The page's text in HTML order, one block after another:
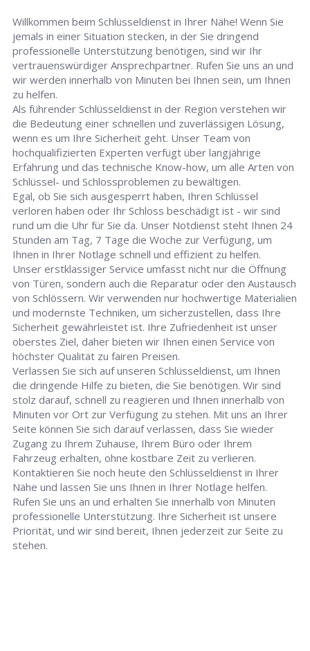
Willkommen beim Schlüsseldienst in Ihrer Nähe! Wenn Sie
jemals in einer Situation stecken, in der Sie dringend
professionelle Unterstützung benötigen, sind wir Ihr
vertrauenswürdiger Ansprechpartner. Rufen Sie uns an und
wir werden innerhalb von Minuten bei Ihnen sein, um Ihnen
zu helfen.
Als führender Schlüsseldienst in der Region verstehen wir
die Bedeutung einer schnellen und zuverlässigen Lösung,
wenn es um Ihre Sicherheit geht. Unser Team von
hochqualifizierten Experten verfügt über langjährige
Erfahrung und das technische Know-how, um alle Arten von
Schlüssel- und Schlossproblemen zu bewältigen.
Egal, ob Sie sich ausgesperrt haben, Ihren Schlüssel
verloren haben oder Ihr Schloss beschädigt ist - wir sind
rund um die Uhr für Sie da. Unser Notdienst steht Ihnen 24
Stunden am Tag, 7 Tage die Woche zur Verfügung, um
Ihnen in Ihrer Notlage schnell und effizient zu helfen.
Unser erstklassiger Service umfasst nicht nur die Öffnung
von Türen, sondern auch die Reparatur oder den Austausch
von Schlössern. Wir verwenden nur hochwertige Materialien
und modernste Techniken, um sicherzustellen, dass Ihre
Sicherheit gewährleistet ist. Ihre Zufriedenheit ist unser
oberstes Ziel, daher bieten wir Ihnen einen Service von
höchster Qualität zu fairen Preisen.
Verlassen Sie sich auf unseren Schlüsseldienst, um Ihnen
die dringende Hilfe zu bieten, die Sie benötigen. Wir sind
stolz darauf, schnell zu reagieren und Ihnen innerhalb von
Minuten vor Ort zur Verfügung zu stehen. Mit uns an Ihrer
Seite können Sie sich darauf verlassen, dass Sie wieder
Zugang zu Ihrem Zuhause, Ihrem Büro oder Ihrem
Fahrzeug erhalten, ohne kostbare Zeit zu verlieren.
Kontaktieren Sie noch heute den Schlüsseldienst in Ihrer
Nähe und lassen Sie uns Ihnen in Ihrer Notlage helfen.
Rufen Sie uns an und erhalten Sie innerhalb von Minuten
professionelle Unterstützung. Ihre Sicherheit ist unsere
Priorität, und wir sind bereit, Ihnen jederzeit zur Seite zu
stehen.